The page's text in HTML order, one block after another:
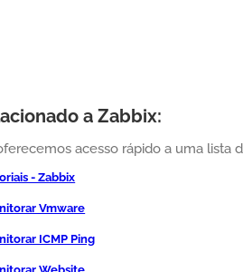
a Zabbix:
acesso rápido a uma lista
- Zabbix
Vmware
ICMP Ping